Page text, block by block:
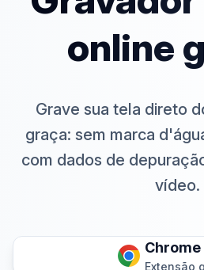
online
Grave sua tela direto
graça: sem marca
com dados de
vídeo.
Chrome
Extensão